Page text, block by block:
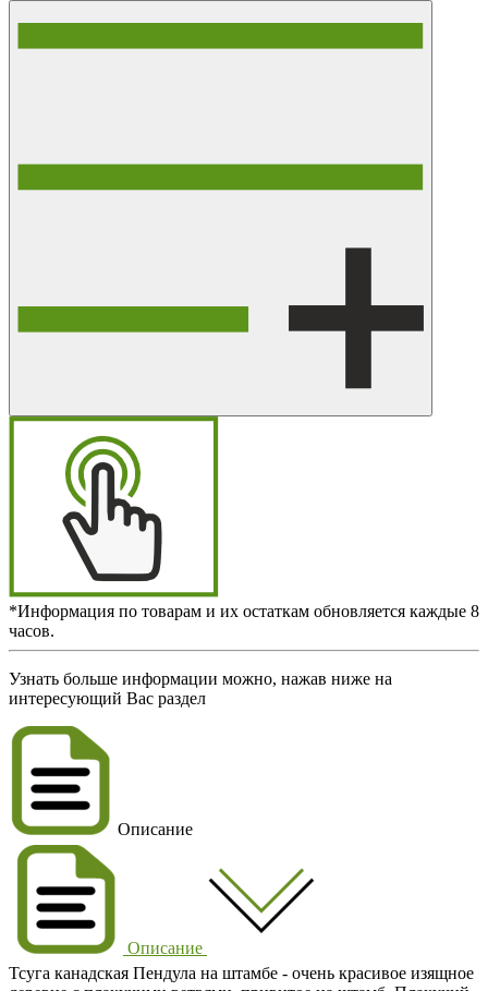
*Информация по товарам и их остаткам обновляется каждые 8
часов.
Узнать больше информации можно, нажав ниже на
интересующий Вас раздел
Описание
Описание
Тсуга канадская Пендула на штамбе - очень красивое изящное